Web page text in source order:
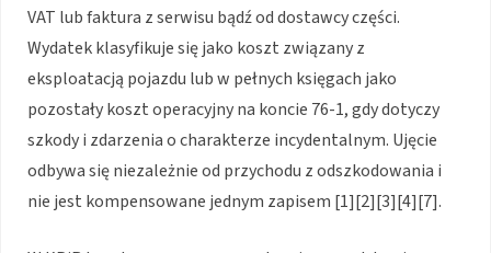
VAT lub faktura z serwisu bądź od dostawcy części.
Wydatek klasyfikuje się jako koszt związany z
eksploatacją pojazdu lub w pełnych księgach jako
pozostały koszt operacyjny na koncie 76-1, gdy dotyczy
szkody i zdarzenia o charakterze incydentalnym. Ujęcie
odbywa się niezależnie od przychodu z odszkodowania i
nie jest kompensowane jednym zapisem [1][2][3][4][7].